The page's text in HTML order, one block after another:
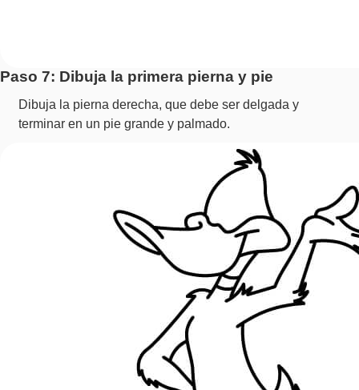
Paso 7: Dibuja la primera pierna y pie
Dibuja la pierna derecha, que debe ser delgada y
terminar en un pie grande y palmado.